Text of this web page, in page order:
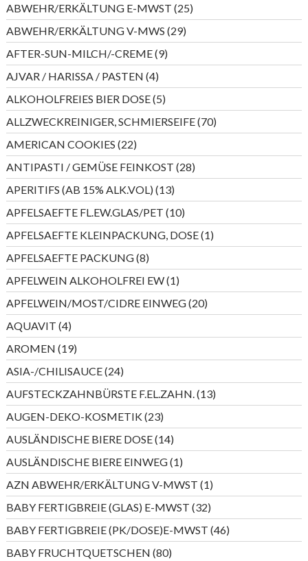
ABWEHR/ERKÄLTUNG E-MWST 2525
Produkte
ABWEHR/ERKÄLTUNG V-MWS 2929
Produkte
AFTER-SUN-MILCH/-CREME 99
Produkte
AJVAR / HARISSA / PASTEN 44
Produkte
ALKOHOLFREIES BIER DOSE 55
Produkte
ALLZWECKREINIGER, SCHMIERSEIFE 7070
Produkte
AMERICAN COOKIES 2222
Produkte
ANTIPASTI / GEMÜSE FEINKOST 2828
Produkte
APERITIFS (AB 15% ALK.VOL) 1313
Produkte
APFELSAEFTE FL.EW.GLAS/PET 1010
Produkte
APFELSAEFTE KLEINPACKUNG, DOSE 11
Produkt
APFELSAEFTE PACKUNG 88
Produkte
APFELWEIN ALKOHOLFREI EW 11
Produkt
APFELWEIN/MOST/CIDRE EINWEG 2020
Produkte
AQUAVIT 44
Produkte
AROMEN 1919
Produkte
ASIA-/CHILISAUCE 2424
Produkte
AUFSTECKZAHNBÜRSTE F.EL.ZAHN. 1313
Produkte
AUGEN-DEKO-KOSMETIK 2323
Produkte
AUSLÄNDISCHE BIERE DOSE 1414
Produkte
AUSLÄNDISCHE BIERE EINWEG 11
Produkt
AZN ABWEHR/ERKÄLTUNG V-MWST 11
Produkt
BABY FERTIGBREIE (GLAS) E-MWST 3232
Produkte
BABY FERTIGBREIE (PK/DOSE)E-MWST 4646
Produkte
BABY FRUCHTQUETSCHEN 8080